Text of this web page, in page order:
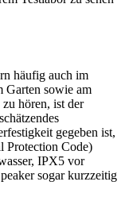
häufig auch im
Garten sowie am
hören, ist der
gegeben ist,
Protection Code)
IPX5 vor
sogar kurzzeitig